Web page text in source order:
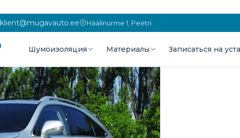
klient@mugavauto.ee Häälinurme 1, Peetri
Шумоизоляция Материалы Записаться на